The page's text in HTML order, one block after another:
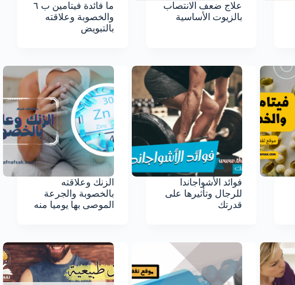
علاج ضعف الانتصاب
بالزيوت الأساسية
ما فائدة فيتامين ب ٦
والخصوبة وعلاقته
بالتبويض
فوائد الأشواجاندا
للرجال وتأثيرها على
قدرتك
الزنك وعلاقته
بالخصوبة والجرعة
الموصى بها يوميا منه